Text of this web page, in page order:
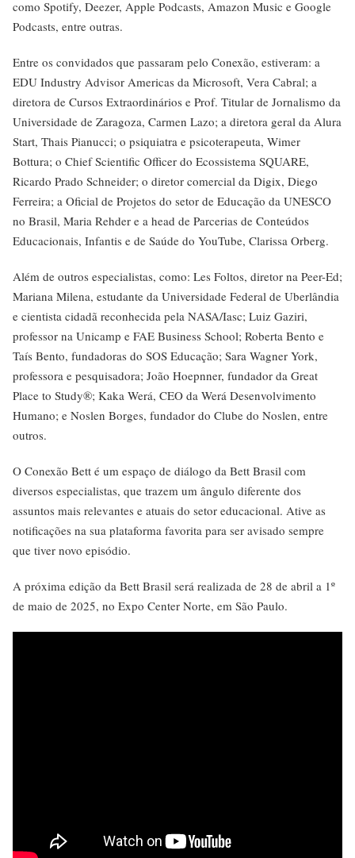
como Spotify, Deezer, Apple Podcasts, Amazon Music e Google
Podcasts, entre outras.
Entre os convidados que passaram pelo Conexão, estiveram: a
EDU Industry Advisor Americas da Microsoft, Vera Cabral; a
diretora de Cursos Extraordinários e Prof. Titular de Jornalismo da
Universidade de Zaragoza, Carmen Lazo; a diretora geral da Alura
Start, Thais Pianucci; o psiquiatra e psicoterapeuta, Wimer
Bottura; o Chief Scientific Officer do Ecossistema SQUARE,
Ricardo Prado Schneider; o diretor comercial da Digix, Diego
Ferreira; a Oficial de Projetos do setor de Educação da UNESCO
no Brasil, Maria Rehder e a head de Parcerias de Conteúdos
Educacionais, Infantis e de Saúde do YouTube, Clarissa Orberg.
Além de outros especialistas, como: Les Foltos, diretor na Peer-Ed;
Mariana Milena, estudante da Universidade Federal de Uberlândia
e cientista cidadã reconhecida pela NASA/Iasc; Luiz Gaziri,
professor na Unicamp e FAE Business School; Roberta Bento e
Taís Bento, fundadoras do SOS Educação; Sara Wagner York,
professora e pesquisadora; João Hoepnner, fundador da Great
Place to Study®; Kaka Werá, CEO da Werá Desenvolvimento
Humano; e Noslen Borges, fundador do Clube do Noslen, entre
outros.
O Conexão Bett é um espaço de diálogo da Bett Brasil com
diversos especialistas, que trazem um ângulo diferente dos
assuntos mais relevantes e atuais do setor educacional. Ative as
notificações na sua plataforma favorita para ser avisado sempre
que tiver novo episódio.
A próxima edição da Bett Brasil será realizada de 28 de abril a 1º
de maio de 2025, no Expo Center Norte, em São Paulo.